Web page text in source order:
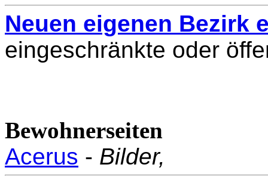
Neuen eigenen Bezirk
eingeschränkte oder
Bewohnerseiten
Acerus - Bilder,